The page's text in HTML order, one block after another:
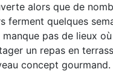
alors que de
ferment quelques
pas de lieux
un repas en
concept gourmand.